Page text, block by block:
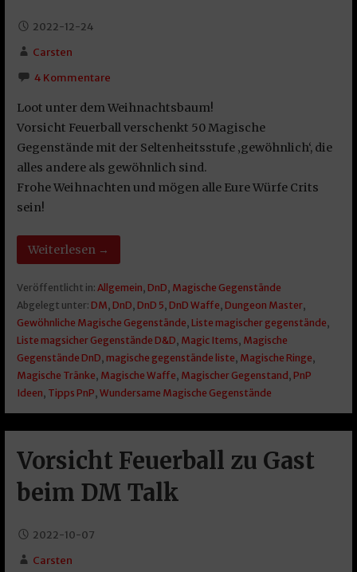
2022-12-24
Carsten
4 Kommentare
Loot unter dem Weihnachtsbaum!
Vorsicht Feuerball verschenkt 50 Magische
Gegenstände mit der Seltenheitsstufe ‚gewöhnlich‘, die
alles andere als gewöhnlich sind.
Frohe Weihnachten und mögen alle Eure Würfe Crits
sein!
Weiterlesen →
Veröffentlicht in: Allgemein DnD Magische Gegenstände
Abgelegt unter: DM DnD DnD 5 DnD Waffe Dungeon Master,
Gewöhnliche Magische Gegenstände Liste magischer gegenstände
Liste magsicher Gegenstände D&D Magic Items Magische
Gegenstände DnD magische gegenstände liste Magische Ringe
Magische Tränke Magische Waffe Magischer Gegenstand PnP
Ideen Tipps PnP Wundersame Magische Gegenstände
Vorsicht Feuerball zu Gast
beim DM Talk
2022-10-07
Carsten